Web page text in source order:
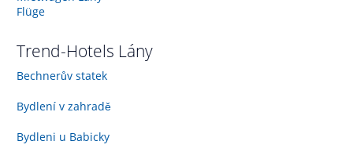
Flüge
Trend-Hotels Lány
Bechnerův statek
Bydlení v zahradě
Bydleni u Babicky